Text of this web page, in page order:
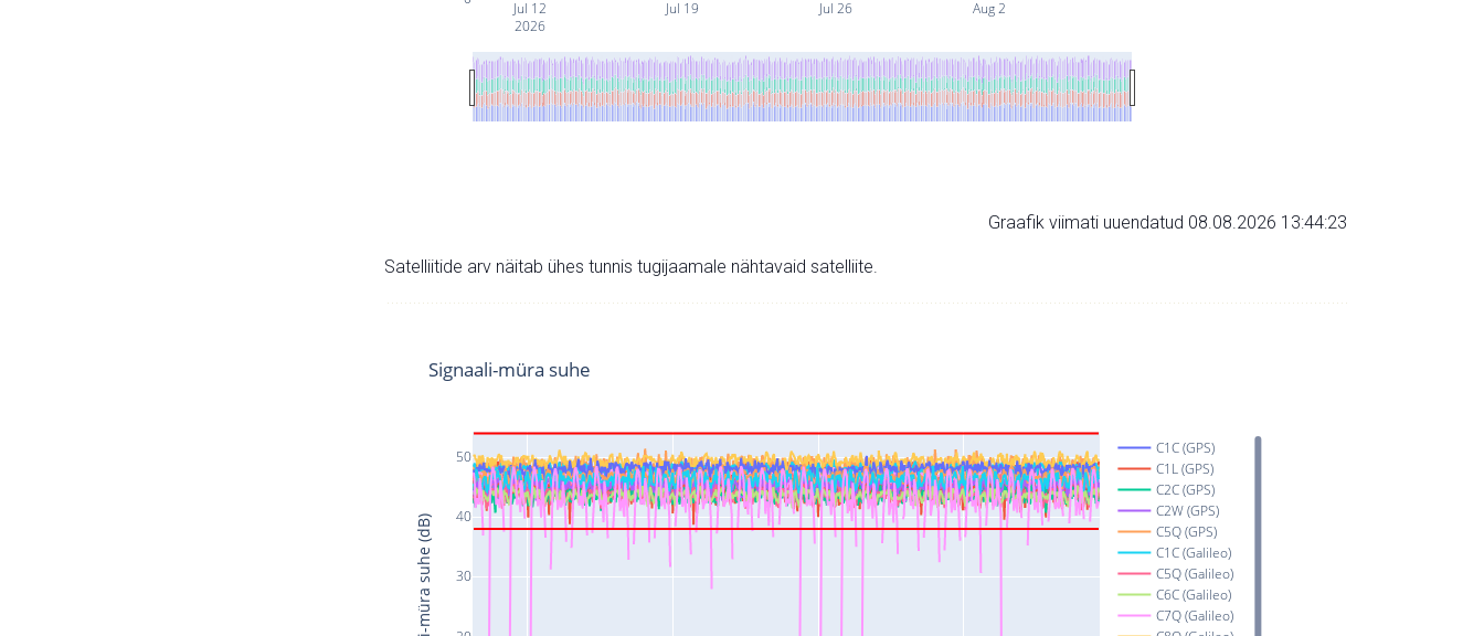
Jul 12
2026
Jul 19 Jul 26 Aug 2
Graafik viimati uuendatud 08.08.2026 13:44:23
Satelliitide arv näitab ühes tunnis tugijaamale nähtavaid satelliite.
30
40
50
C1C (GPS)
C1L (GPS)
C2C (GPS)
C2W (GPS)
C5Q (GPS)
C1C (Galileo)
C5Q (Galileo)
C6C (Galileo)
C7Q (Galileo)
Signaali-müra suhe